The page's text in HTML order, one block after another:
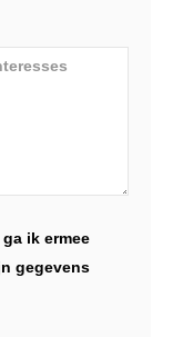
ik ermee
gegevens